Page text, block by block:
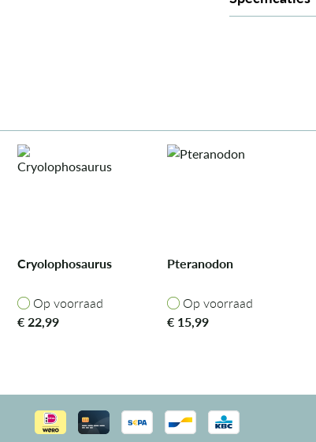
Cryolophosaurus
Op voorraad
Op voorraad
€22,99
Pteranodon
Op voorraad
Op voorraad
€ 15,99